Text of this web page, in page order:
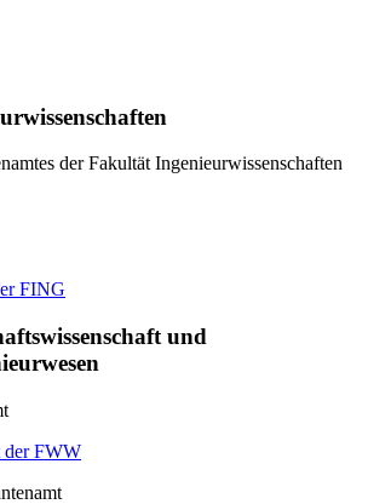
der Fakultät Ingenieurwissenschaften
FING
und
der FWW